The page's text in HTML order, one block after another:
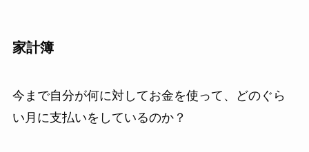
家計簿
今まで自分が何に対してお金を使って、どのぐら
い月に支払いをしているのか？